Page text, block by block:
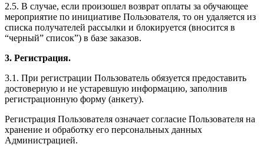
2.5. В случае, если произошел возврат оплаты за обучающее
мероприятие по инициативе Пользователя, то он удаляется из
списка получателей рассылки и блокируется (вносится в
“черный” список”) в базе заказов.
3. Регистрация.
3.1. При регистрации Пользователь обязуется предоставить
достоверную и не устаревшую информацию, заполнив
регистрационную форму (анкету).
Регистрация Пользователя означает согласие Пользователя на
хранение и обработку его персональных данных
Администрацией.